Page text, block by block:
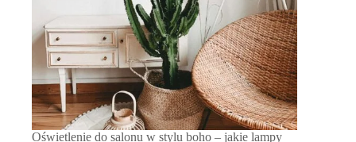
Oświetlenie do salonu w stylu boho – jakie lampy